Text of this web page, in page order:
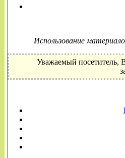
Использование
Уважаемый посетитель,